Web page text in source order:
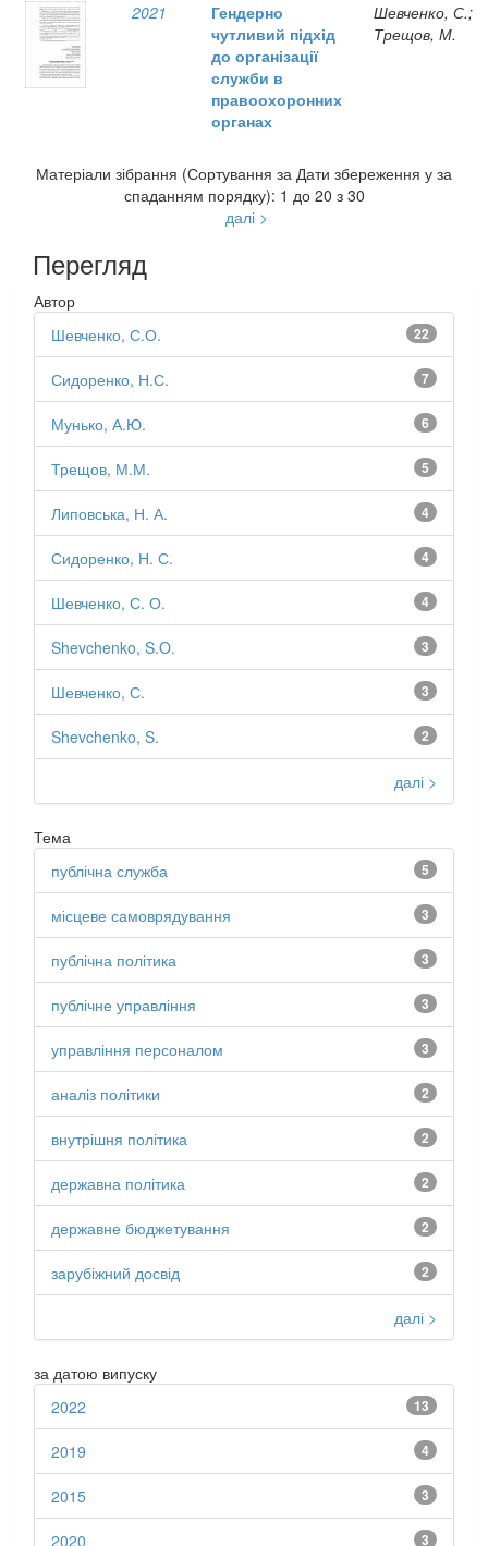
2021
Гендерно
чутливий підхід
до організації
служби в
правоохоронних
органах
Шевченко, С.;
Трещов, М.
Матеріали зібрання (Сортування за Дати збереження у за
спаданням порядку): 1 до 20 з 30
далі >
Перегляд
Автор
22
Шевченко, С.О.
7
Сидоренко, Н.С.
6
Мунько, А.Ю.
5
Трещов, М.М.
4
Липовська, Н. А.
4
Сидоренко, Н. С.
4
Шевченко, С. О.
3
Shevchenko, S.O.
3
Шевченко, С.
2
Shevchenko, S.
далі >
Тема
5
публічна служба
3
місцеве самоврядування
3
публічна політика
3
публічне управління
3
управління персоналом
2
аналіз політики
2
внутрішня політика
2
державна політика
2
державне бюджетування
2
зарубіжний досвід
далі >
за датою випуску
13
2022
4
2019
3
2015
3
2020